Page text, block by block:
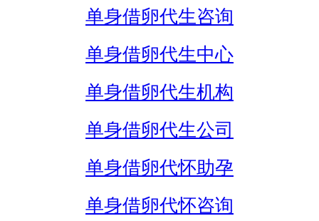
单身借卵代生咨询
单身借卵代生中心
单身借卵代生机构
单身借卵代生公司
单身借卵代怀助孕
单身借卵代怀咨询